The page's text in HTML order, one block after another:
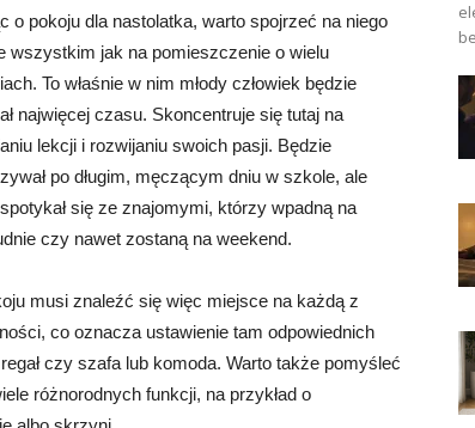
o pokoju dla nastolatka, warto spojrzeć na niego
wszystkim jak na pomieszczenie o wielu
To właśnie w nim młody człowiek będzie
najwięcej czasu. Skoncentruje się tutaj na
lekcji i rozwijaniu swoich pasji. Będzie
po długim, męczącym dniu w szkole, ale
się ze znajomymi, którzy wpadną na
czy nawet zostaną na weekend.
musi znaleźć się więc miejsce na każdą z
co oznacza ustawienie tam odpowiednich
czy szafa lub komoda. Warto także pomyśleć
różnorodnych funkcji, na przykład o